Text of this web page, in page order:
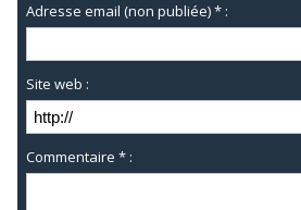
Adresse email (non publiée) * :
Site web :
Commentaire * :